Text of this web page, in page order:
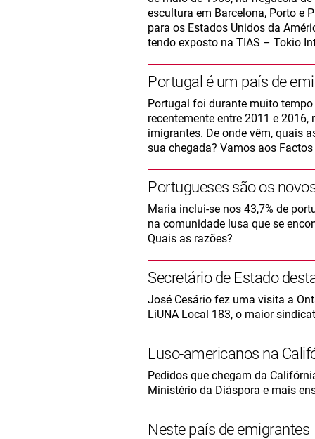
escultura em Barcelona, Porto e
para os Estados Unidos da
tendo exposto na TIAS – Tokio
Portugal é um país de
Portugal foi durante muito
recentemente entre 2011 e
imigrantes. De onde vêm, quais
sua chegada? Vamos aos
Portugueses são os
Maria inclui-se nos 43,7% de
na comunidade lusa que se
Quais as razões?
Secretário de Estado
José Cesário fez uma visita a
LiUNA Local 183, o maior
Luso-americanos na
Pedidos que chegam da
Ministério da Diáspora e mais
Neste país de emigrantes